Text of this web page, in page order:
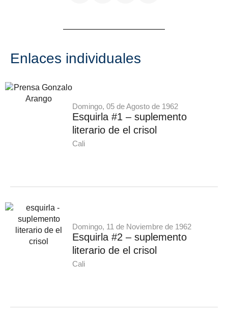
Enlaces individuales
Domingo, 05 de Agosto de 1962
Esquirla #1 – suplemento
literario de el crisol
Cali
Domingo, 11 de Noviembre de 1962
Esquirla #2 – suplemento
literario de el crisol
Cali